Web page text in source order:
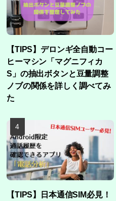
【TIPS】デロンギ全自動コー
ヒーマシン「マグニフィカ
S」の抽出ボタンと豆量調整
ノブの関係を詳しく調べてみ
た
【TIPS】日本通信SIM必見！